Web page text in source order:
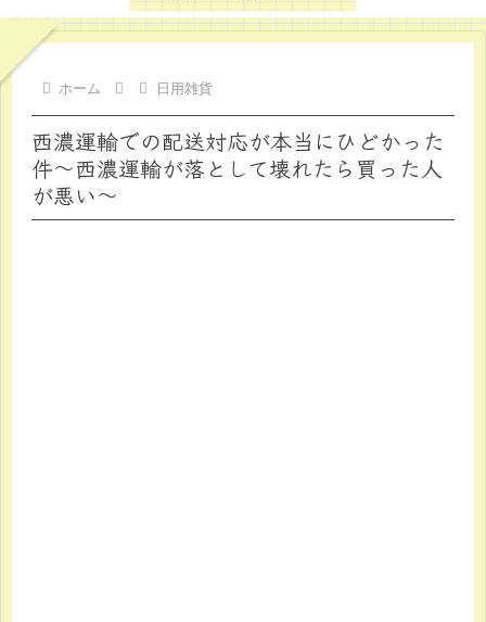
ホーム 日用雑貨
西濃運輸での配送対応が本当にひどかった
件～西濃運輸が落として壊れたら買った人
が悪い～